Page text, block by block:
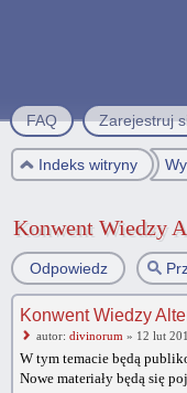
FAQ Zarejestruj
Indeks witryny
Konwent Wiedzy
Odpowiedz
Konwent Wiedzy
autor: divinorum » 12 lut
W tym temacie będą
Nowe materiały będą się